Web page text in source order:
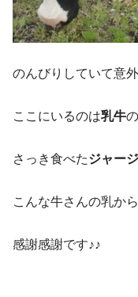
のんびりしていて意
ここにいるのは乳牛
さっき食べたジャー
こんな牛さんの乳か
感謝感謝です♪♪